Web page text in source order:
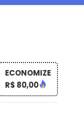
ECONOMIZE
R$ 80,00